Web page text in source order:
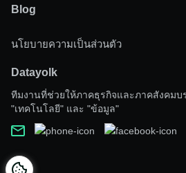
The future is already
distributed.
– William Gibson
Blog
Activepieces(7)
Data(38)
Social(1)
Technology
นโยบายความเป็นส่วนตัว
Datayolk
ทีมงานที่ช่วยให้ภาคธุรกิจและภาคสังคมบ
"เทคโนโลยี" และ "ข้อมูล"